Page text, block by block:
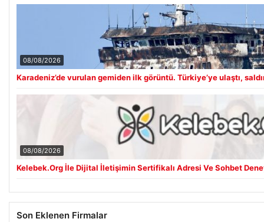
08/08/2026
Karadeniz’de vurulan gemiden ilk görüntü. Türkiye’ye ulaştı,
08/08/2026
Kelebek.Org İle Dijital İletişimin Sertifikalı Adresi Ve Sohbet
Son Eklenen Firmalar